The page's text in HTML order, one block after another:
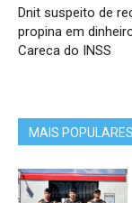
Dnit suspeito de
propina em
Careca do INSS
MAIS POPULARES